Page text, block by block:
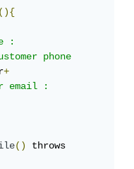
(){
:
phone
+
email :
()